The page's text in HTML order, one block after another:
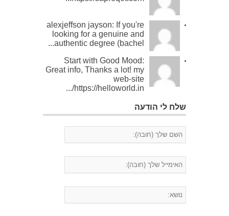
alexjeffson jayson: If you're
looking for a genuine and
authentic degree (bachel...
Start with Good Mood:
Great info, Thanks a lot! my
web-site
https://helloworld.in/...
שלח לי הודעה